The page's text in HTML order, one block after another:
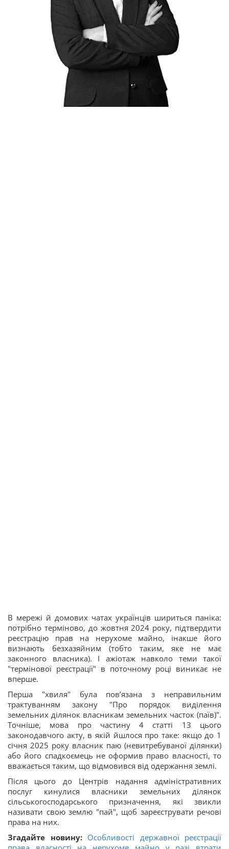
В мережі й домових чатах українців шириться паніка:
потрібно терміново, до жовтня 2024 року, підтвердити
реєстрацію прав на нерухоме майно, інакше його
визнають безхазяйним (тобто таким, яке не має
законного власника). І ажіотаж навколо теми такої
"термінової реєстрації" в поточному році виникає не
вперше.
Перша "хвиля" була пов’язана з неправильним
трактуванням закону "Про порядок виділення
земельних ділянок власникам земельних часток (паїв)".
Точніше, мова про частину 4 статті 13 цього
законодавчого акту, в якій йшлося про таке: якщо до 1
січня 2025 року власник паю (невитребуваної ділянки)
або його спадкоємець не оформив право власності, то
вважається таким, що відмовився від одержання землі.
Після цього до Центрів надання адміністративних
послуг кинулися власники земельних ділянок
сільськогосподарського призначення, які звикли
називати свою землю "пай", щоб зареєструвати речові
права на них.
Згадайте новину: Особливості державної реєстрації